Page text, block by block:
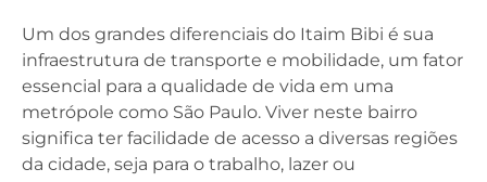
Um dos grandes diferenciais do Itaim Bibi é sua
infraestrutura de transporte e mobilidade, um fator
essencial para a qualidade de vida em uma
metrópole como São Paulo. Viver neste bairro
significa ter facilidade de acesso a diversas regiões
da cidade, seja para o trabalho, lazer ou